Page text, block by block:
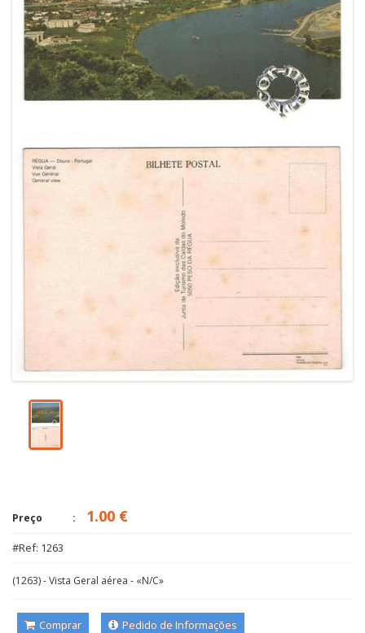
Preço 1.00 €
#Ref: 1263
(1263) - Vista Geral aérea - «N/C»
Comprar Pedido de Informações